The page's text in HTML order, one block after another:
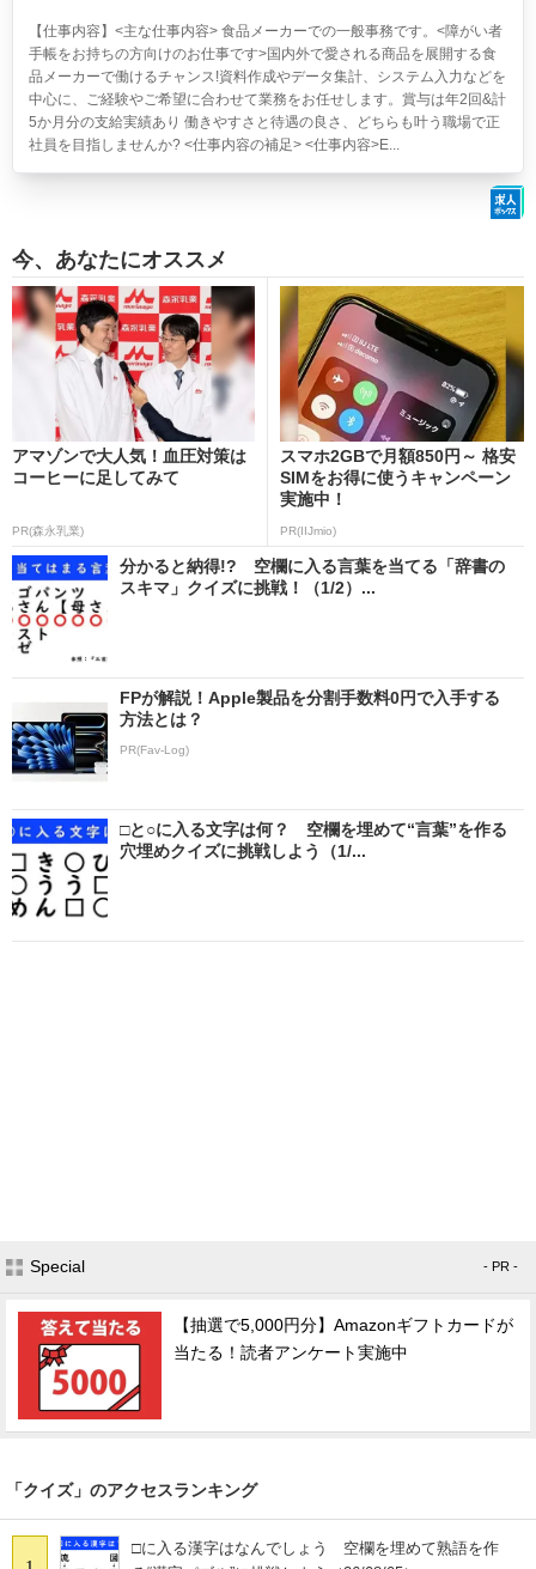
【仕事内容】<主な仕事内容> 食品メーカーでの一般事務です。<障がい者
手帳をお持ちの方向けのお仕事です>国内外で愛される商品を展開する食
品メーカーで働けるチャンス!資料作成やデータ集計、システム入力などを
中心に、ご経験やご希望に合わせて業務をお任せします。賞与は年2回&計
5か月分の支給実績あり 働きやすさと待遇の良さ、どちらも叶う職場で正
社員を目指しませんか? <仕事内容の補足> <仕事内容>E...
今、あなたにオススメ
アマゾンで大人気！血圧対策は
コーヒーに足してみて
PR(森永乳業)
スマホ2GBで月額850円～ 格安
SIMをお得に使うキャンペーン
実施中！
PR(IIJmio)
分かると納得!? 空欄に入る言葉を当てる「辞書の
スキマ」クイズに挑戦！（1/2）...
FPが解説！Apple製品を分割手数料0円で入手する
方法とは？
PR(Fav-Log)
□と○に入る文字は何？ 空欄を埋めて“言葉”を作る
穴埋めクイズに挑戦しよう（1/...
Special - PR -
【抽選で5,000円分】Amazonギフトカードが
当たる！読者アンケート実施中
「クイズ」のアクセスランキング
□に入る漢字はなんでしょう 空欄を埋めて熟語を作